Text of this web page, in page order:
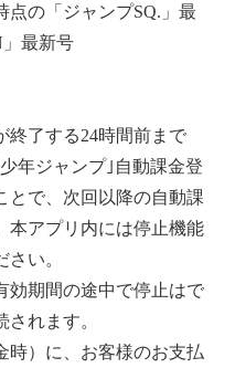
点の「ジャンプSQ.」最
」最新号
終了する24時間前まで
年ジャンプ｣自動課金登
とで、次回以降の自動課
本アプリ内には停止機能
い。
効期間の途中で停止はで
れます。
時）に、お客様のお支払